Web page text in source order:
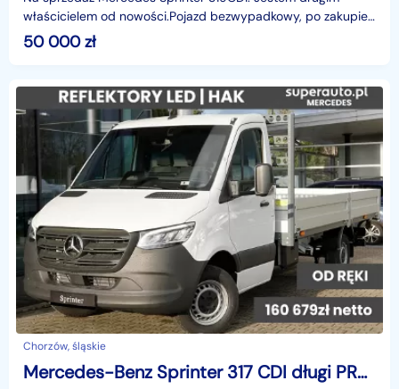
właścicielem od nowości.Pojazd bezwypadkowy, po zakupie
w marcu 2022roku odświeżona powłoka lakiernicza.Podd
50 000zł
Chorzów, śląskie
Mercedes-Benz Sprinter 317 CDI długi PRO 317 CDI długi PRO 2.0 170KM